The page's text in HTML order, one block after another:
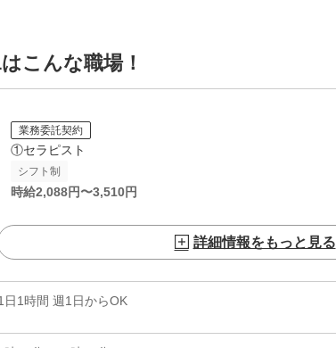
こんな職場！
業務委託契約
①セラピスト
シフト制
時給2,088円〜3,510円
詳細情報をもっと見る
日1時間 週1日からOK